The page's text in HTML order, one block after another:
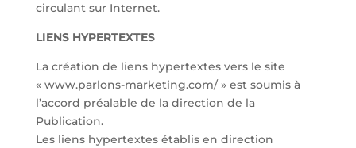
circulant sur Internet.
LIENS HYPERTEXTES
La création de liens hypertextes vers le site
« www.parlons-marketing.com/ » est soumis à
l’accord préalable de la direction de la
Publication.
Les liens hypertextes établis en direction